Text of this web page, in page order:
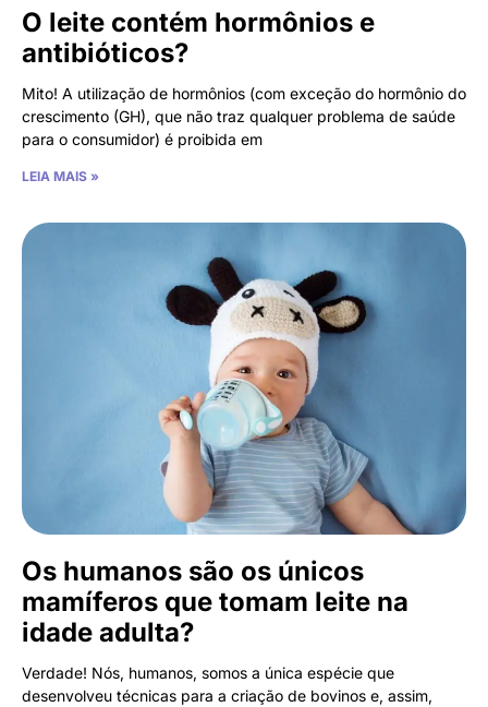
O leite contém hormônios e
antibióticos?
Mito! A utilização de hormônios (com exceção do hormônio do
crescimento (GH), que não traz qualquer problema de saúde
para o consumidor) é proibida em
LEIA MAIS »
Os humanos são os únicos
mamíferos que tomam leite na
idade adulta?
Verdade! Nós, humanos, somos a única espécie que
desenvolveu técnicas para a criação de bovinos e, assim,